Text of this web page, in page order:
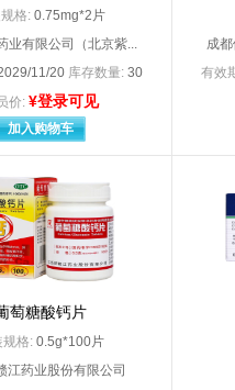
Chiesi Farmaceutici S.P.A
Ethicon. LLC爱惜康有限责任公司（代理人：强生（上海）医疗器材有限公司） Famar SA
装
Glaxo Wellcome ,S.A
Glaxo Wellcome.S.A
INC.，Tosu plant
Johnson Johnson
Kremers Urban
Lilly del Caribe .Inc.
Merck Sharp Dohme B.V
有限公司分装） Merck Sharp & Dohme
格: 0.75mg*2片
业有限公司（北京紫...
11/20 库存数量: 30
价: ¥登录可见
加入购物车
成
有效
萄糖酸钙片
规格: 0.5g*100片
江药业股份有限公司